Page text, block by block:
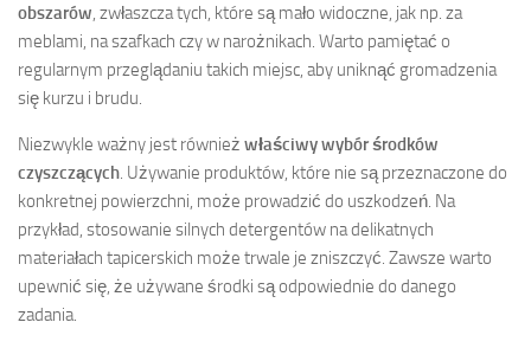
obszarów, zwłaszcza tych, które są mało widoczne, jak np. za
meblami, na szafkach czy w narożnikach. Warto pamiętać o
regularnym przeglądaniu takich miejsc, aby uniknąć gromadzenia
się kurzu i brudu.
Niezwykle ważny jest również właściwy wybór środków
czyszczących. Używanie produktów, które nie są przeznaczone do
konkretnej powierzchni, może prowadzić do uszkodzeń. Na
przykład, stosowanie silnych detergentów na delikatnych
materiałach tapicerskich może trwale je zniszczyć. Zawsze warto
upewnić się, że używane środki są odpowiednie do danego
zadania.